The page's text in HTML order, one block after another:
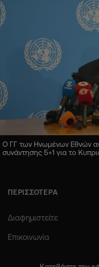
Ο ΓΓ των Ηνωμένων Εθνών
συνάντησης 5+1 για το
ΠΕΡΙΣΣΟΤΕΡΑ
Διαφημιστείτε
Επικοινωνία